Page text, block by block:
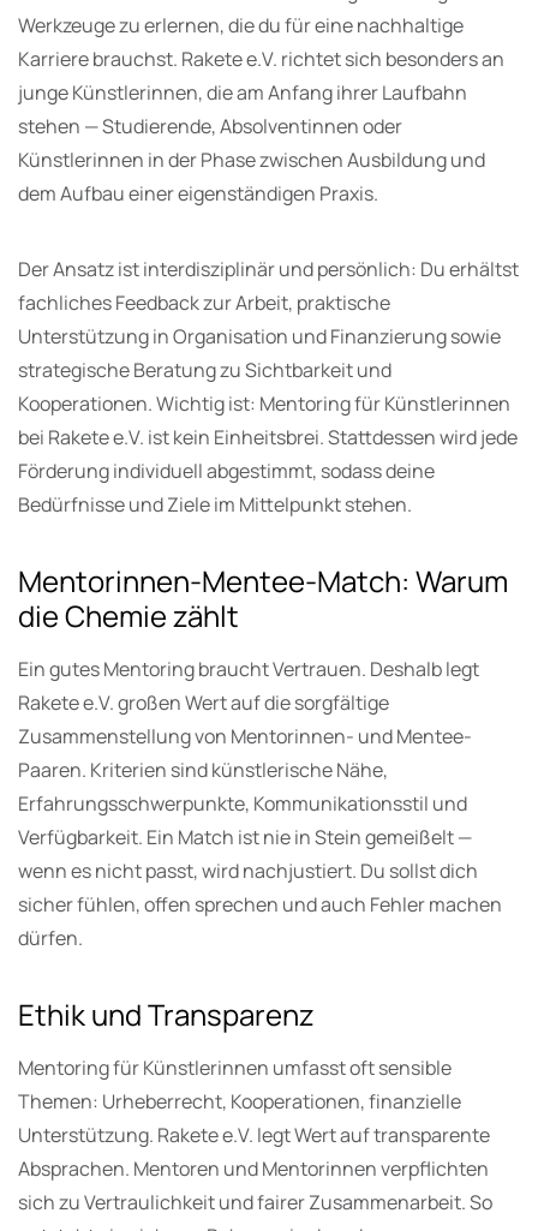
Werkzeuge zu erlernen, die du für eine nachhaltige
Karriere brauchst. Rakete e.V. richtet sich besonders an
junge Künstlerinnen, die am Anfang ihrer Laufbahn
stehen — Studierende, Absolventinnen oder
Künstlerinnen in der Phase zwischen Ausbildung und
dem Aufbau einer eigenständigen Praxis.
Der Ansatz ist interdisziplinär und persönlich: Du erhältst
fachliches Feedback zur Arbeit, praktische
Unterstützung in Organisation und Finanzierung sowie
strategische Beratung zu Sichtbarkeit und
Kooperationen. Wichtig ist: Mentoring für Künstlerinnen
bei Rakete e.V. ist kein Einheitsbrei. Stattdessen wird jede
Förderung individuell abgestimmt, sodass deine
Bedürfnisse und Ziele im Mittelpunkt stehen.
Mentorinnen-Mentee-Match: Warum
die Chemie zählt
Ein gutes Mentoring braucht Vertrauen. Deshalb legt
Rakete e.V. großen Wert auf die sorgfältige
Zusammenstellung von Mentorinnen- und Mentee-
Paaren. Kriterien sind künstlerische Nähe,
Erfahrungsschwerpunkte, Kommunikationsstil und
Verfügbarkeit. Ein Match ist nie in Stein gemeißelt —
wenn es nicht passt, wird nachjustiert. Du sollst dich
sicher fühlen, offen sprechen und auch Fehler machen
dürfen.
Ethik und Transparenz
Mentoring für Künstlerinnen umfasst oft sensible
Themen: Urheberrecht, Kooperationen, finanzielle
Unterstützung. Rakete e.V. legt Wert auf transparente
Absprachen. Mentoren und Mentorinnen verpflichten
sich zu Vertraulichkeit und fairer Zusammenarbeit. So